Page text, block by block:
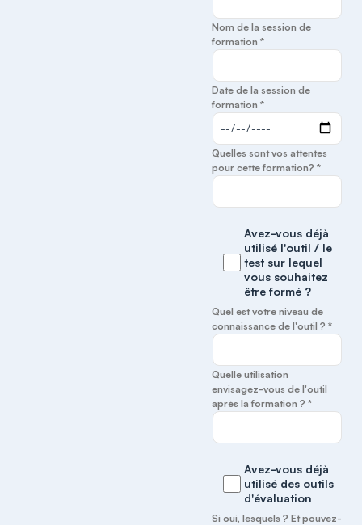
Nom de la session de
formation *
Date de la session de
formation *
Quelles sont vos attentes
pour cette formation? *
Avez-vous déjà
utilisé l'outil / le
test sur lequel
vous souhaitez
être formé ?
Quel est votre niveau de
connaissance de l'outil ? *
Quelle utilisation
envisagez-vous de l'outil
après la formation ? *
Avez-vous déjà
utilisé des outils
d'évaluation
Si oui, lesquels ? Et pouvez-